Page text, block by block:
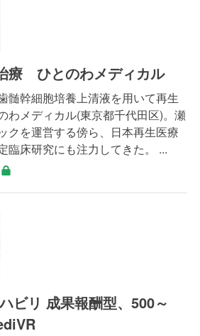
療 ひとのわメディカル
髄幹細胞培養上清液を用いて再生
わメディカル(東京都千代田区)。瀬
クを運営する傍ら、日本再生医療
臨床研究にも注力してきた。 ...
ビリ 成果報酬型、500～